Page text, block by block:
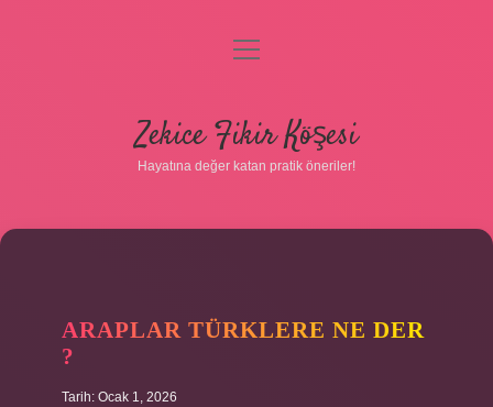
Gizlilik Politikası
Yasal Uyarı
menüyü
Zekice Fikir Köşesi
Hayatına değer katan pratik öneriler!
ARAPLAR TÜRKLERE NE DER
?
Tarih: Ocak 1, 2026